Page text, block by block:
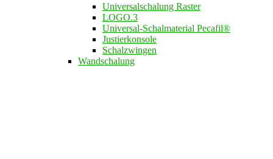
Universalschalung Raster
LOGO.3​
Universal-Schalmaterial Pecafil®
Justierkonsole
Schalzwingen
Wandschalung